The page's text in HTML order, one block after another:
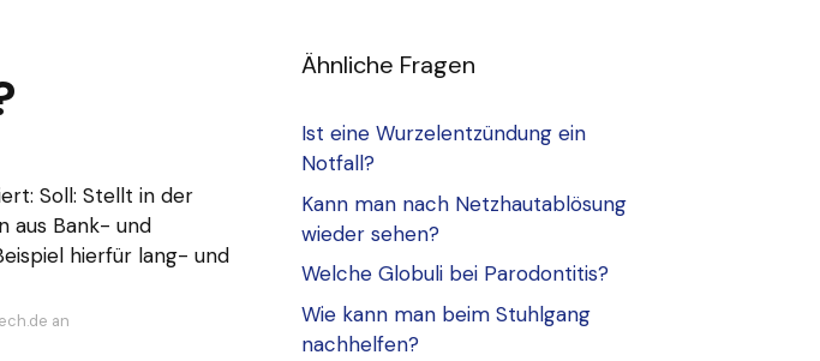
Soll: Stellt in der
aus Bank- und
hierfür lang- und
an
Ähnliche Fragen
Ist eine Wurzelentzündung ein
Notfall?
Kann man nach Netzhautablösung
wieder sehen?
Welche Globuli bei Parodontitis?
Wie kann man beim Stuhlgang
nachhelfen?